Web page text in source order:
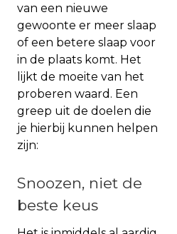
van een nieuwe
gewoonte er meer slaap
of een betere slaap voor
in de plaats komt. Het
lijkt de moeite van het
proberen waard. Een
greep uit de doelen die
je hierbij kunnen helpen
zijn:
Snoozen, niet de
beste keus